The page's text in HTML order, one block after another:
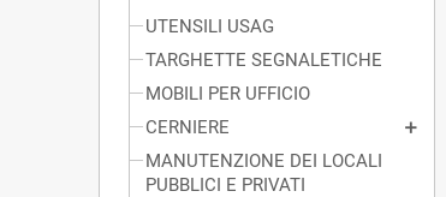
UTENSILI USAG
TARGHETTE SEGNALETICHE
MOBILI PER UFFICIO
CERNIERE
MANUTENZIONE DEI LOCALI
PUBBLICI E PRIVATI